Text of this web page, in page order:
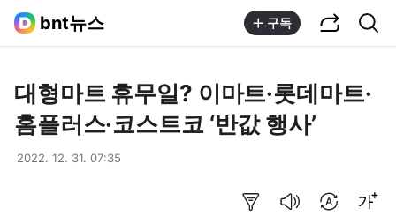
bnt뉴스 구독
대형마트 휴무일? 이마트·롯데마트·
홈플러스·코스트코 ‘반값 행사’
2022. 12. 31. 07:35